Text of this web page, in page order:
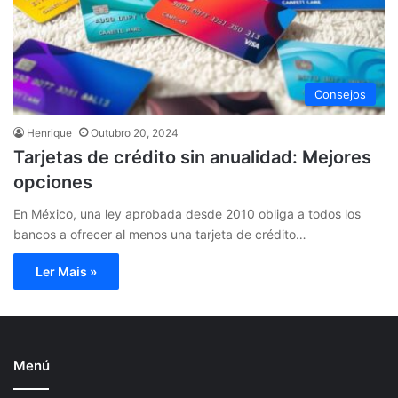
Consejos
Henrique Outubro 20, 2024
Tarjetas de crédito sin anualidad: Mejores
opciones
En México, una ley aprobada desde 2010 obliga a todos los
bancos a ofrecer al menos una tarjeta de crédito…
Ler Mais »
Menú